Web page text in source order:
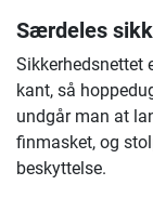
Særdeles
Sikkerhedsnettet
kant, så
undgår man at
finmasket, og
beskyttelse.